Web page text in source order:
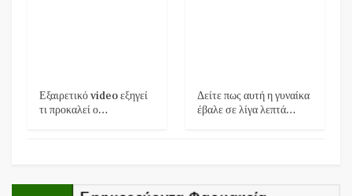
Εξαιρετικό video εξηγεί
τι προκαλεί ο…
Δείτε πως αυτή η γυναίκα
έβαλε σε λίγα λεπτά…